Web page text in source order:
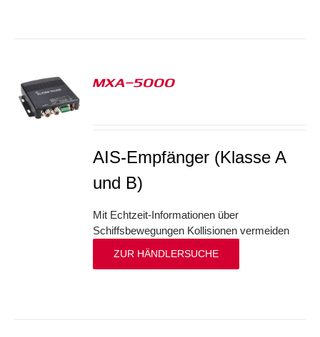
MXA-5000
AIS-Empfänger (Klasse A
und B)
Mit Echtzeit-Informationen über
Schiffsbewegungen Kollisionen vermeiden
ZUR HÄNDLERSUCHE